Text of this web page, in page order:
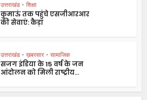
उत्तराखंड • शिक्षा
कुमाऊं तक पहुंचे एसजीआरआर
की सेवाएं: कैड़ा
उत्तराखंड • ख़बरसार • सामाजिक
सजग इंडिया के 15 वर्ष के जन
आंदोलन को मिली राष्ट्रीय...